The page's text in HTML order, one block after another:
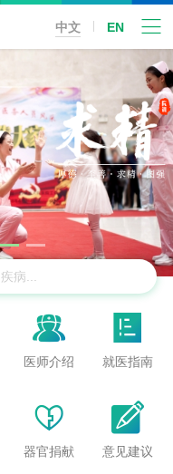
中文 EN

医师介绍

就医指南

器官捐献

意见建议